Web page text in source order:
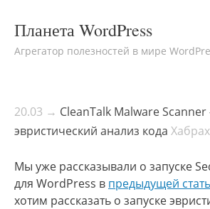
Планета WordPress
Агрегатор полезностей в мире
20.03 → CleanTalk Malware
эвристический анализ кода
Мы уже рассказывали о запуске
для WordPress в предыдущей
хотим рассказать о запуске